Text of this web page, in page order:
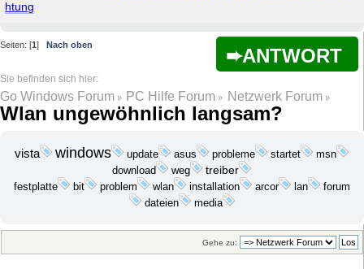
htung
ANTWORT
Seiten: [1] Nach oben
Go Windows Forum » PC Hilfe Forum » Netzwerk Forum»
Wlan ungewöhnlich langsam?
vista windows update asus probleme startet msn
download weg
treiber
festplatte
bit problem wlan installation arcor lan forum
dateien media
Gehe zu: